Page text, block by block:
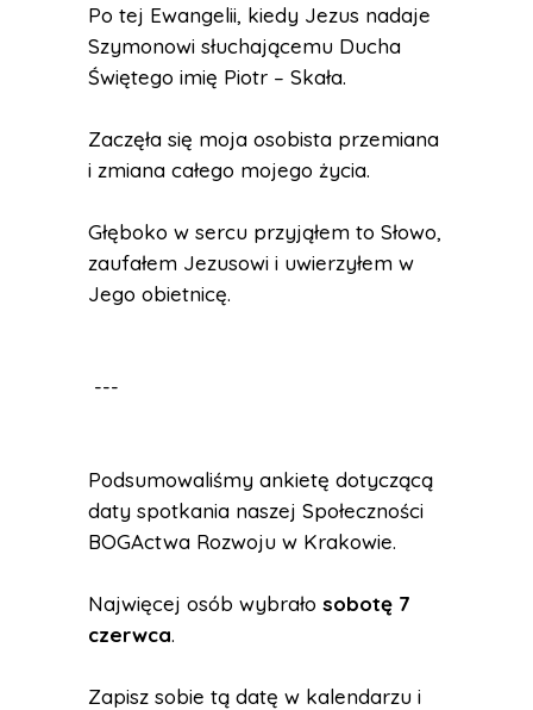
Po tej Ewangelii, kiedy Jezus nadaje
Szymonowi słuchającemu Ducha
Świętego imię Piotr – Skała.
Zaczęła się moja osobista przemiana
i zmiana całego mojego życia.
Głęboko w sercu przyjąłem to Słowo,
zaufałem Jezusowi i uwierzyłem w
Jego obietnicę.
---
Podsumowaliśmy ankietę dotyczącą
daty spotkania naszej Społeczności
BOGActwa Rozwoju w Krakowie.
Najwięcej osób wybrało sobotę 7
czerwca.
Zapisz sobie tą datę w kalendarzu i